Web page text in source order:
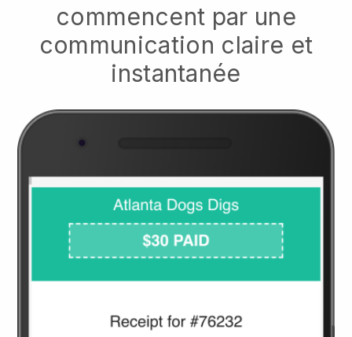
commencent par une
communication claire et
instantanée